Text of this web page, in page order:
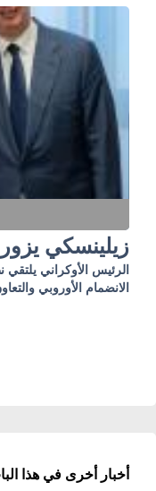
زيلينسكي
الرئيس الأوكراني
الانضمام الأوروبي
أخبار أخرى في هذا